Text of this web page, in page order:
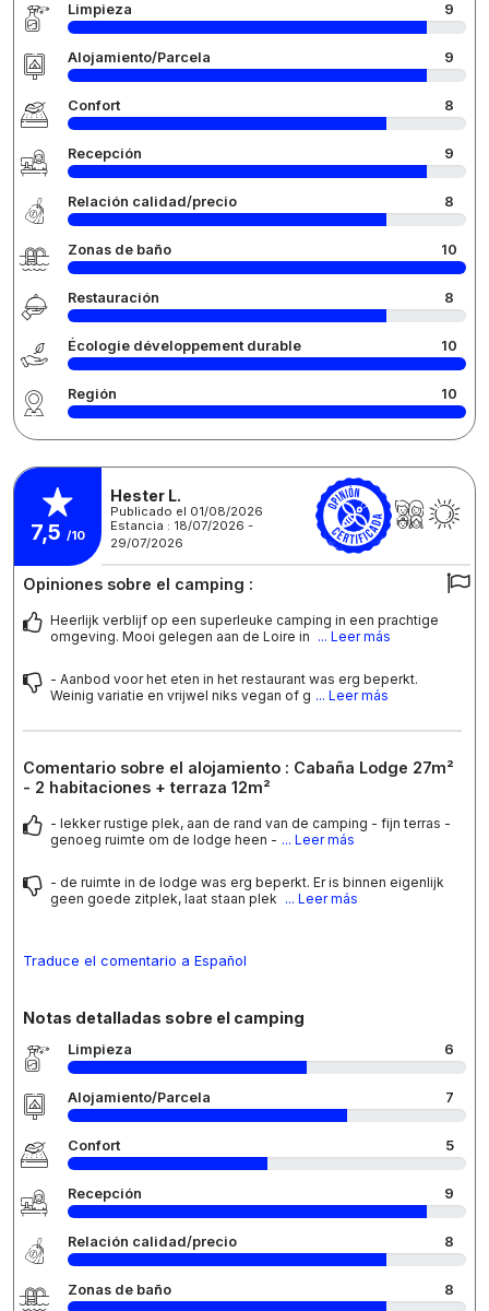
Limpieza 9
Alojamiento/Parcela 9
Confort 8
Recepción 9
Relación calidad/precio 8
Zonas de baño 10
Restauración 8
Écologie développement durable 10
Región 10
7,5 /10
Hester L.
Publicado el 01/08/2026
Estancia : 18/07/2026 -
29/07/2026
Opiniones sobre el camping :
Heerlijk verblijf op een superleuke camping in een prachtige
omgeving. Mooi gelegen aan de Loire in ... Leer más
- Aanbod voor het eten in het restaurant was erg beperkt.
Weinig variatie en vrijwel niks vegan of g ... Leer más
Comentario sobre el alojamiento : Cabaña Lodge 27m²
- 2 habitaciones + terraza 12m²
- lekker rustige plek, aan de rand van de camping - fijn terras -
genoeg ruimte om de lodge heen - ... Leer más
- de ruimte in de lodge was erg beperkt. Er is binnen eigenlijk
geen goede zitplek, laat staan plek ... Leer más
Traduce el comentario a Español
Notas detalladas sobre el camping
Limpieza 6
Alojamiento/Parcela 7
Confort 5
Recepción 9
Relación calidad/precio 8
Zonas de baño 8